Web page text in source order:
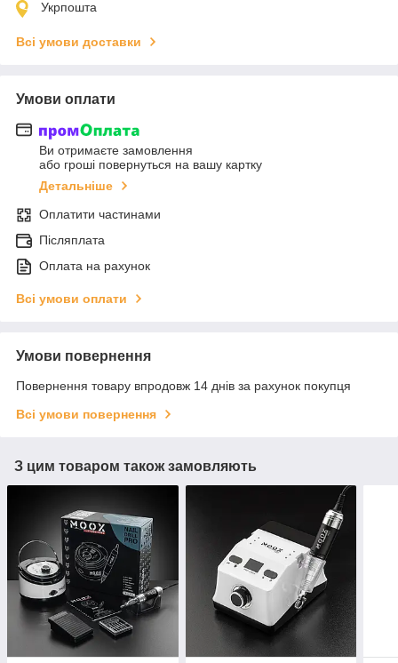
Укрпошта
Всі умови доставки
Умови оплати
Ви отримаєте замовлення
або гроші повернуться на вашу картку
Детальніше
Оплатити частинами
Післяплата
Оплата на рахунок
Всі умови оплати
Умови повернення
Повернення товару впродовж 14 днів за рахунок покупця
Всі умови повернення
З цим товаром також замовляють